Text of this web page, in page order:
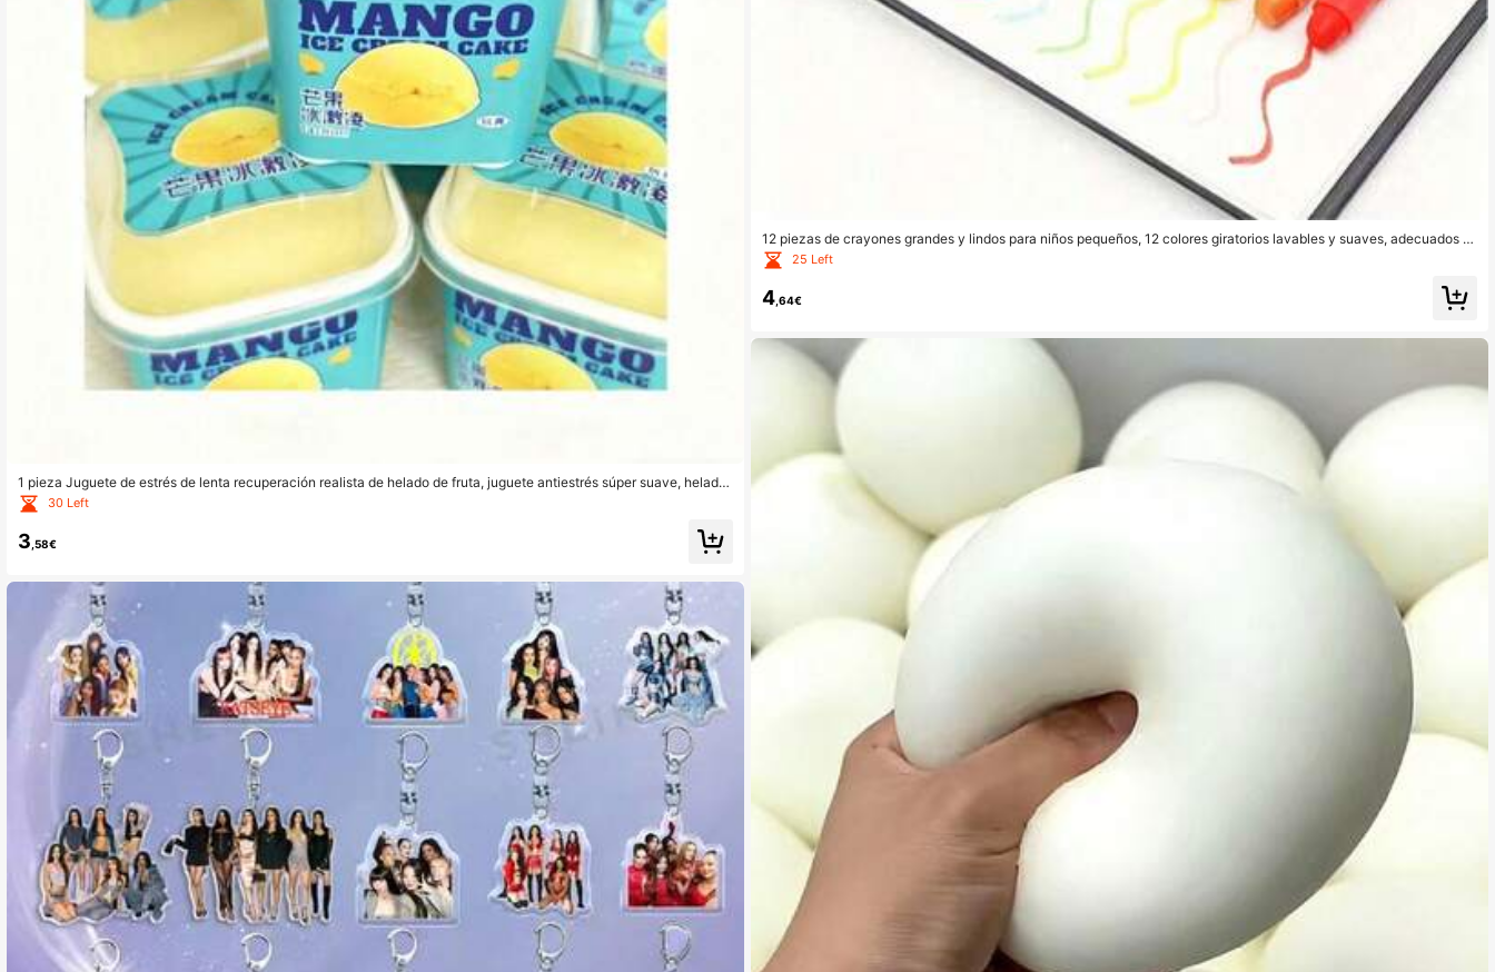
1 pieza Juguete de estrés de lenta recuperación realista de helado de fruta, juguete antiestrés súper suave, helado
de fresa, vainilla, mango
30 Left
3 ,58€
12 piezas de crayones grandes y lindos para niños pequeños, 12 colores giratorios lavables y suaves, adecuados p
ara colorear y dibujar
25 Left
4,64€